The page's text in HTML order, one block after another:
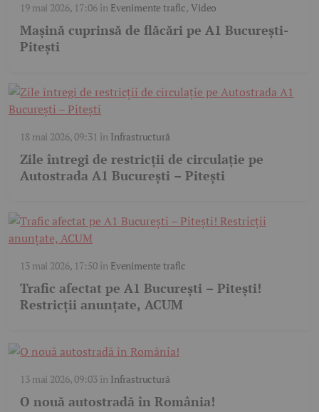
19 mai 2026, 17:06în Evenimente trafic,Video
Mașină cuprinsă de flăcări pe A1 București-
Pitești
18 mai 2026, 09:31 în Infrastructură
Zile întregi de restricții de circulație pe
Autostrada A1 București – Pitești
13 mai 2026, 17:50în Evenimente trafic
Trafic afectat pe A1 București – Pitești!
Restricții anunțate, ACUM
13 mai 2026, 09:03în Infrastructură
O nouă autostradă în România!